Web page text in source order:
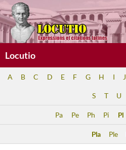
Aller
au
contenu
Locutio
A B C D E F G H I J
S T U
Pa Pe Ph Pi Pl
Pla Ple